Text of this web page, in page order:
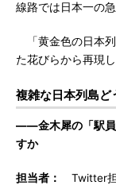
線路では日本一の
「黄金色の日本
た花びらから再現
複雑な日本列島ど
――金木犀の「駅員
すか
担当者：
Twitter担